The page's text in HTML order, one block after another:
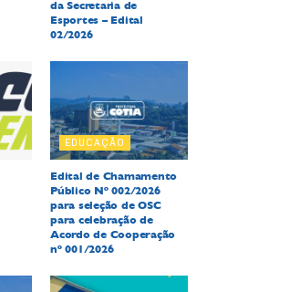
da Secretaria de
Esportes – Edital
02/2026
EDUCAÇÃO
Edital de Chamamento
Público Nº 002/2026
para seleção de OSC
para celebração de
Acordo de Cooperação
nº 001/2026